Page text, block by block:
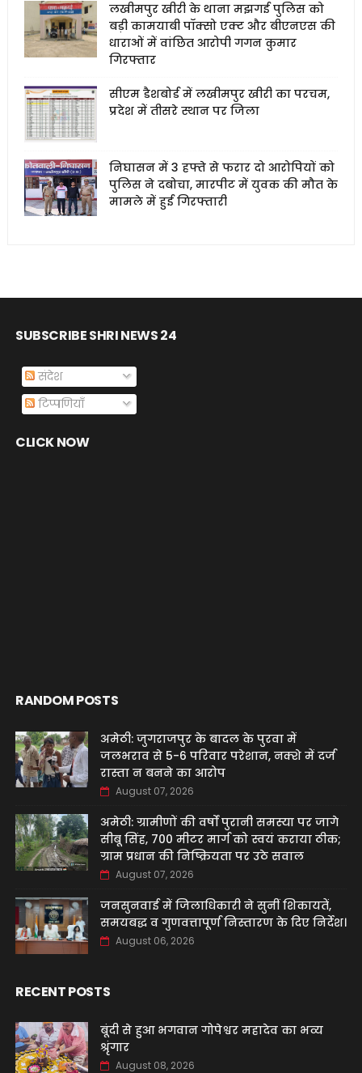
लखीमपुर खीरी के थाना मझगई पुलिस को
बड़ी कामयाबी पॉक्सो एक्ट और बीएनएस की
धाराओं में वांछित आरोपी गगन कुमार
गिरफ्तार
सीएम डैशबोर्ड में लखीमपुर खीरी का परचम,
प्रदेश में तीसरे स्थान पर जिला
निघासन में 3 हफ्ते से फरार दो आरोपियों को
पुलिस ने दबोचा, मारपीट में युवक की मौत के
मामले में हुई गिरफ्तारी
SUBSCRIBE SHRI NEWS 24
संदेश
टिप्पणियाँ
CLICK NOW
RANDOM POSTS
अमेठी: जुगराजपुर के बादल के पुरवा में
जलभराव से 5-6 परिवार परेशान, नक्शे में दर्ज
रास्ता न बनने का आरोप
August 07, 2026
अमेठी: ग्रामीणों की वर्षों पुरानी समस्या पर जागे
सीबू सिंह, 700 मीटर मार्ग को स्वयं कराया ठीक;
ग्राम प्रधान की निष्क्रियता पर उठे सवाल
August 07, 2026
जनसुनवाई में जिलाधिकारी ने सुनीं शिकायतें,
समयबद्ध व गुणवत्तापूर्ण निस्तारण के दिए निर्देश।
August 06, 2026
RECENT POSTS
बूंदी से हुआ भगवान गोपेश्वर महादेव का भव्य
श्रृंगार
August 08, 2026